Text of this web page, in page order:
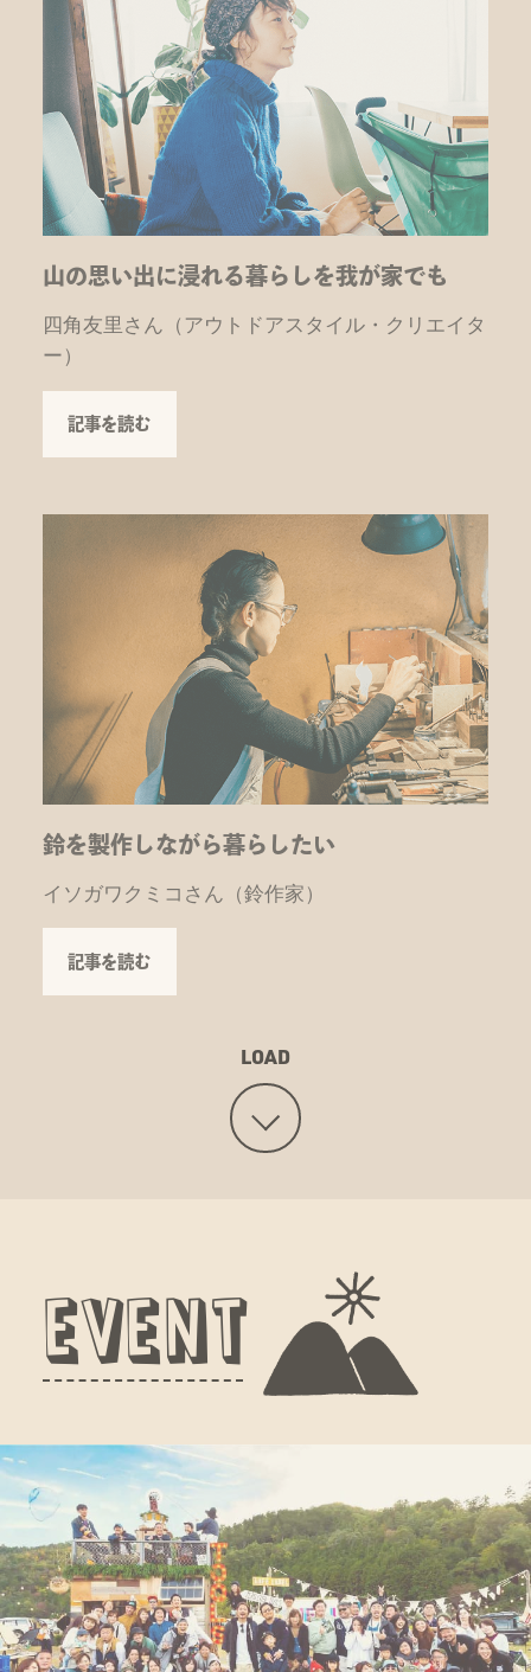
山の思い出に浸れる暮らしを我が家でも
四角友里さん（アウトドアスタイル・クリエイタ
ー）
記事を読む
鈴を製作しながら暮らしたい
イソガワクミコさん（鈴作家）
記事を読む
LOAD
EVENT